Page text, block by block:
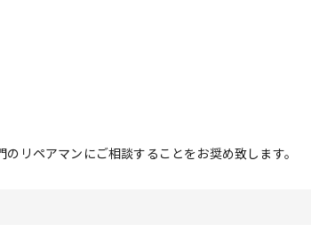
リペアマンにご相談することをお奨め致します。